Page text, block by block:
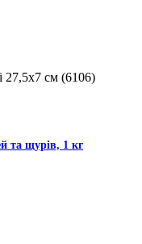
27,5х7 см (6106)
та щурів, 1 кг